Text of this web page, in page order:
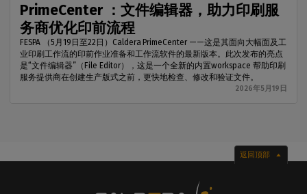
PrimeCenter ：文件编辑器，助力印刷服
务商优化印前流程
FESPA （5月19日至22日）Caldera PrimeCenter ——这是其面向大幅面及工
业印刷工作流的印前作业准备和工作流软件的最新版本。此次发布的亮点
是“文件编辑器”（File Editor），这是一个全新的内置workspace 帮助印刷
服务提供商在创建生产版式之前，更快地检查、修改和验证文件。
2026年5月19日
返回顶部